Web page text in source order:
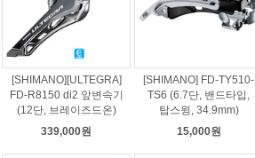
[SHIMANO][ULTEGRA]
FD-R8150 di2 앞변속기
(12단, 브레이즈드온)
339,000원
[SHIMANO] FD-TY510-
TS6 (6.7단, 밴드타입,
탑스윙, 34.9mm)
15,000원